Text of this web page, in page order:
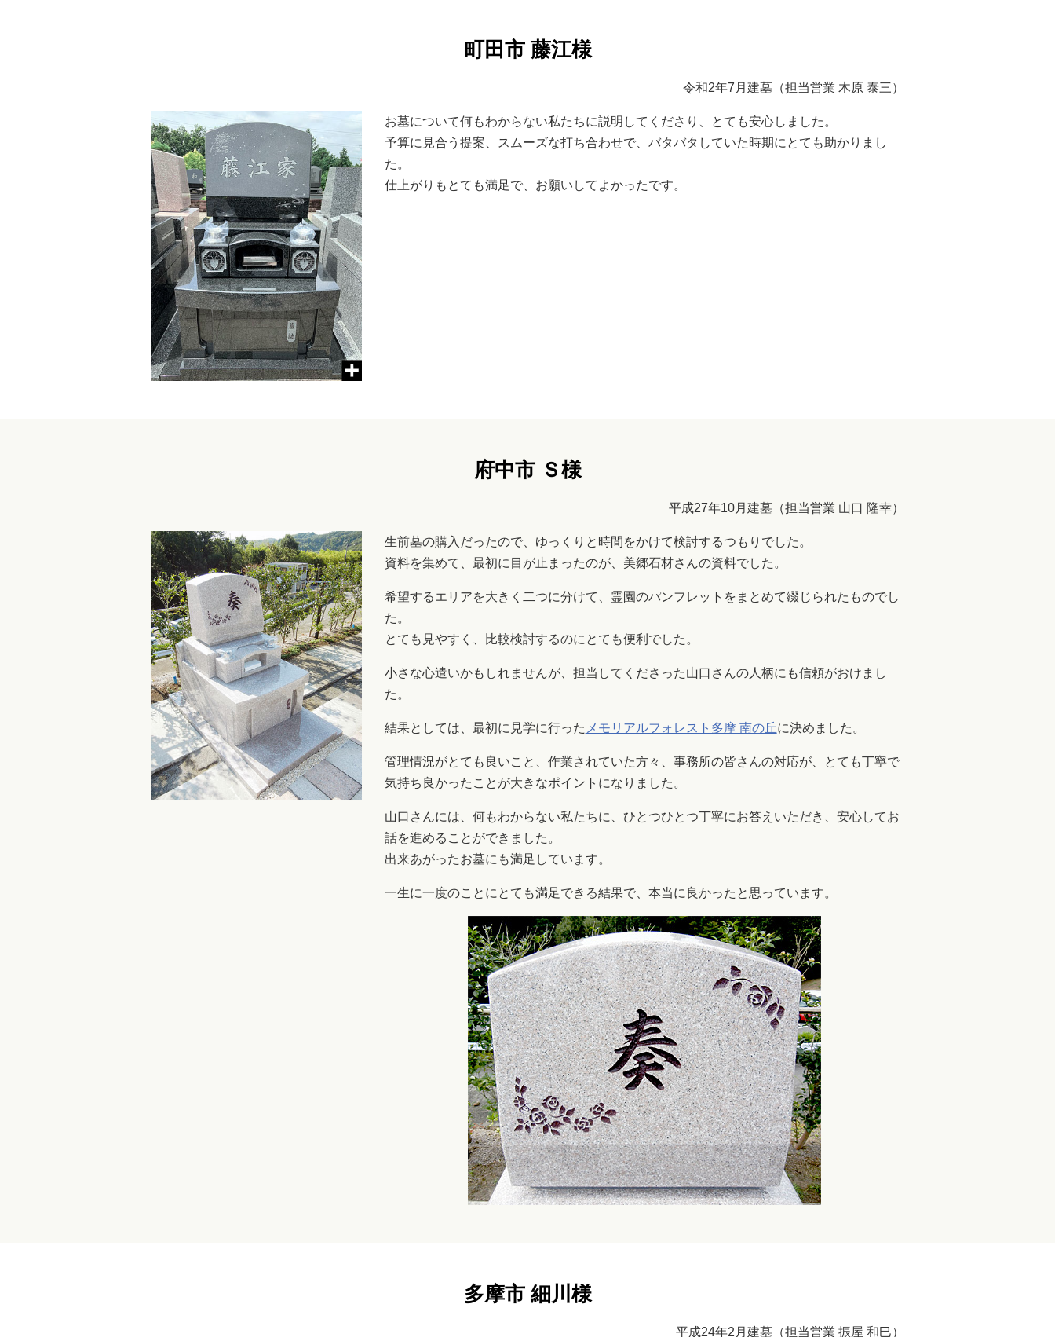
町田市 藤江様
令和2年7月建墓（担当営業 木原 泰三）
お墓について何もわからない私たちに説明してくださり、とても安心しました。
予算に見合う提案、スムーズな打ち合わせで、バタバタしていた時期にとても助かりまし
た。
仕上がりもとても満足で、お願いしてよかったです。
府中市 Ｓ様
平成27年10月建墓（担当営業 山口 隆幸）
生前墓の購入だったので、ゆっくりと時間をかけて検討するつもりでした。
資料を集めて、最初に目が止まったのが、美郷石材さんの資料でした。
希望するエリアを大きく二つに分けて、霊園のパンフレットをまとめて綴じられたものでし
た。
とても見やすく、比較検討するのにとても便利でした。
小さな心遣いかもしれませんが、担当してくださった山口さんの人柄にも信頼がおけまし
た。
結果としては、最初に見学に行った メモリアルフォレスト多摩 南の丘に決めました。
管理情況がとても良いこと、作業されていた方々、事務所の皆さんの対応が、とても丁寧で
気持ち良かったことが大きなポイントになりました。
山口さんには、何もわからない私たちに、ひとつひとつ丁寧にお答えいただき、安心してお
話を進めることができました。
出来あがったお墓にも満足しています。
一生に一度のことにとても満足できる結果で、本当に良かったと思っています。
多摩市 細川様
平成24年2月建墓（担当営業 振屋 和巳）